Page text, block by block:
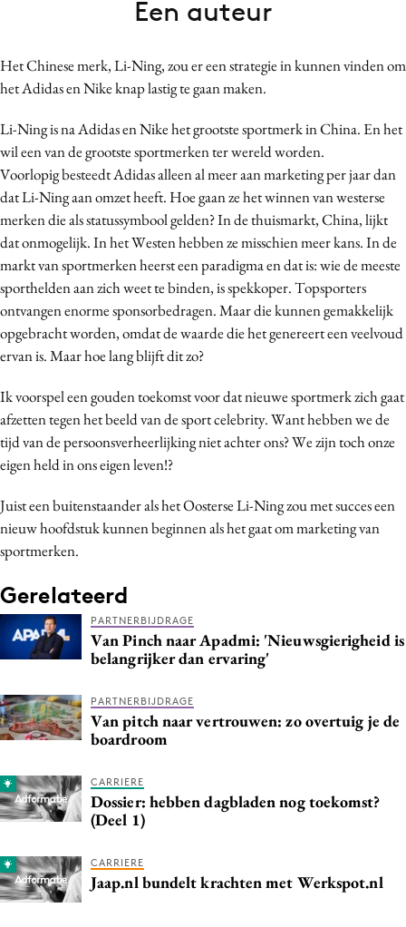
Carriere
Contentmarketing
Craft
Customer Experience
Data & Insights
Design
Digital transformation
Diversiteit
Effectiviteit
Gedragsverandering
Influencer marketing
Interne communicatie
Martech
Media
Merkstrategie
PR
Programmatic
Purpose Marketing
Reputatie & crisis
Het Chinese merk, Li-Ning, zou er een strategie in kunnen vinden om
het Adidas en Nike knap lastig te gaan maken.
Li-Ning is na Adidas en Nike het grootste sportmerk in China. En het
wil een van de grootste sportmerken ter wereld worden.
Voorlopig besteedt Adidas alleen al meer aan marketing per jaar dan
dat Li-Ning aan omzet heeft. Hoe gaan ze het winnen van westerse
merken die als statussymbool gelden? In de thuismarkt, China, lijkt
dat onmogelijk. In het Westen hebben ze misschien meer kans. In de
markt van sportmerken heerst een paradigma en dat is: wie de meeste
sporthelden aan zich weet te binden, is spekkoper. Topsporters
ontvangen enorme sponsorbedragen. Maar die kunnen gemakkelijk
opgebracht worden, omdat de waarde die het genereert een veelvoud
ervan is. Maar hoe lang blijft dit zo?
Ik voorspel een gouden toekomst voor dat nieuwe sportmerk zich gaat
afzetten tegen het beeld van de sport celebrity. Want hebben we de
tijd van de persoonsverheerlijking niet achter ons? We zijn toch onze
eigen held in ons eigen leven!?
Juist een buitenstaander als het Oosterse Li-Ning zou met succes een
nieuw hoofdstuk kunnen beginnen als het gaat om marketing van
sportmerken.
Gerelateerd
PARTNERBIJDRAGE
Van Pinch naar Apadmi: 'Nieuwsgierigheid is
belangrijker dan ervaring'
PARTNERBIJDRAGE
Van pitch naar vertrouwen: zo overtuig je de
boardroom
CARRIERE
Dossier: hebben dagbladen nog toekomst?
(Deel 1)
CARRIERE
Jaap.nl bundelt krachten met Werkspot.nl
Een auteur